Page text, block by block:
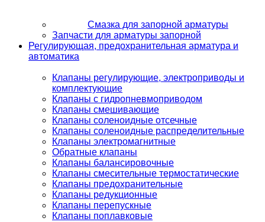
Смазка для запорной арматуры
Запчасти для арматуры запорной
Регулирующая, предохранительная арматура и
автоматика
Клапаны регулирующие, электроприводы и
комплектующие
Клапаны с гидропневмоприводом
Клапаны смешивающие
Клапаны соленоидные отсечные
Клапаны соленоидные распределительные
Клапаны электромагнитные
Обратные клапаны
Клапаны балансировочные
Клапаны смесительные термостатические
Клапаны предохранительные
Клапаны редукционные
Клапаны перепускные
Клапаны поплавковые